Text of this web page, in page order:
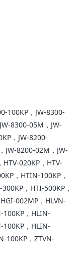
100KP，JW-8300-
8300-05M，JW-
，JW-8200-
JW-8200-02M，JW-
020KP，HTV-
，HTIN-100KP，
，HTI-500KP，
002MP，HLVN-
100KP，HLIN-
100KP，HLIN-
100KP，ZTVN-